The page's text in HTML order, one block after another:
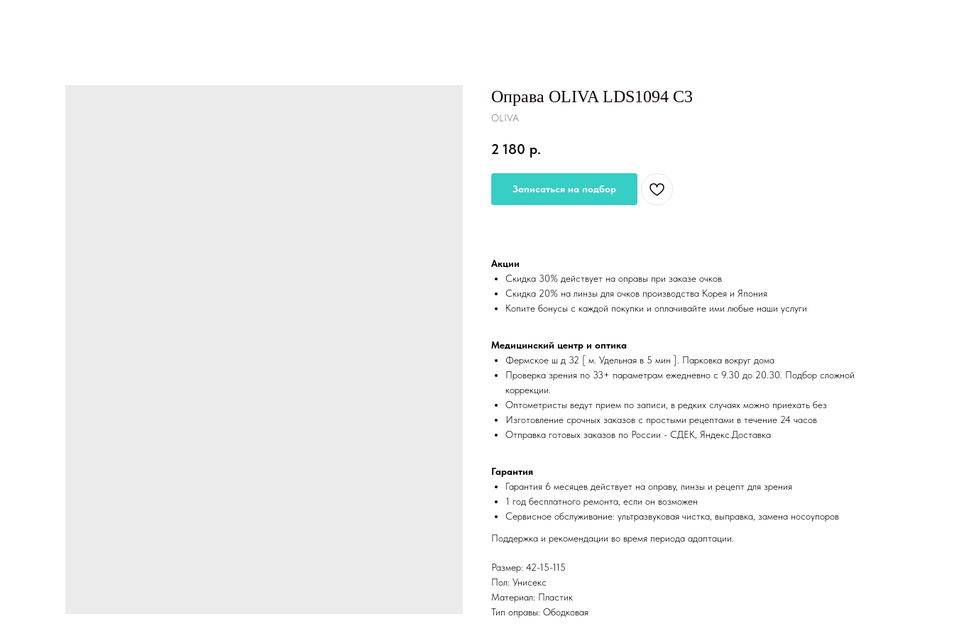
Оправа OLIVA LDS1094 C3
OLIVA
2 180 р.
Записаться на подбор
Акции
Скидка 30% действует на оправы при заказе очков
Скидка 20% на линзы для очков производства Корея и Япония
Копите бонусы с каждой покупки и оплачивайте ими любые наши услуги
Медицинский центр и оптика
Фермское ш д 32 [ м. Удельная в 5 мин ]. Парковка вокруг дома
Проверка зрения по 33+ параметрам ежедневно с 9.30 до 20.30. Подбор сложной
коррекции.
Оптометристы ведут прием по записи, в редких случаях можно приехать без
Изготовление срочных заказов с простыми рецептами в течение 24 часов
Отправка готовых заказов по России - СДЕК, Яндекс.Доставка
Гарантия
Гарантия 6 месяцев действует на оправу, линзы и рецепт для зрения
1 год бесплатного ремонта, если он возможен
Сервисное обслуживание: ультразвуковая чистка, выправка, замена носоупоров
Поддержка и рекомендации во время периода адаптации.
Размер: 42-15-115
Пол: Унисекс
Материал: Пластик
Тип оправы: Ободковая